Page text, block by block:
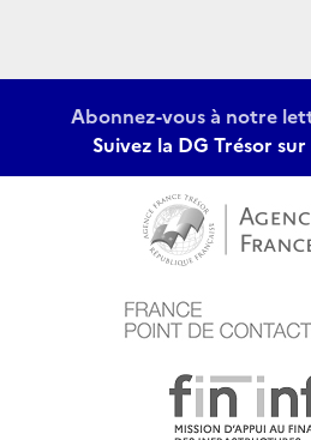
Abonnez-vous à notre
Suivez la DG Trésor sur